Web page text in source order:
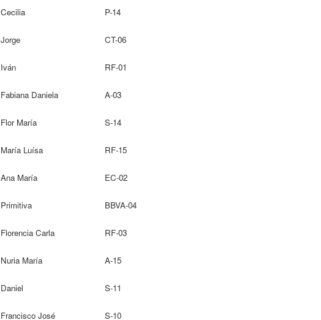
Cecilia P-14
Jorge CT-06
Iván RF-01
Fabiana Daniela A-03
Flor María S-14
María Luísa RF-15
Ana María EC-02
Primitiva BBVA-04
Florencia Carla RF-03
Nuria María A-15
Daniel S-11
Francisco José S-10